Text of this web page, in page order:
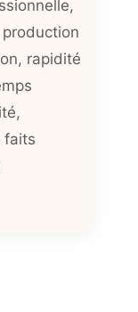
,
production
, rapidité
,
faits